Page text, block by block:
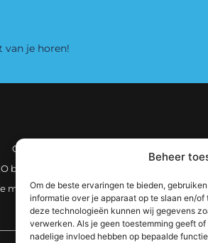
Beheer
Om de beste ervaringen te bieden,
informatie over je apparaat op te slaan en/
deze technologieën kunnen wij gegevens
verwerken. Als je geen toestemming geeft
nadelige invloed hebben op bepaalde
van je horen!
Contact
backlinks kopen: zo bouw je stap voor
manieren om jouw inkomen te vergroten